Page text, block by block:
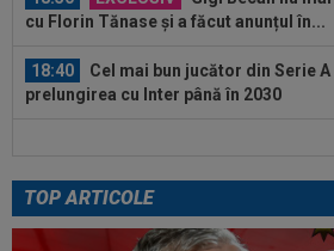
cu Florin Tănase și a făcut anunțul în...
18:40
Cel mai bun jucător din Serie
prelungirea cu Inter până în 2030
Cum l-a numit presa din
19:50 LIVE VIDEO&TEXT
CFR Cluj
DGS 2 | Heine Larsen a realizat
TOP ARTICOLE